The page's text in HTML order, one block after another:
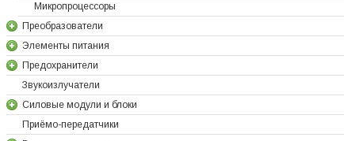
Микропроцессоры
Преобразователи
Элементы питания
Предохранители
Звукоизлучатели
Силовые модули и блоки
Приёмо-передатчики